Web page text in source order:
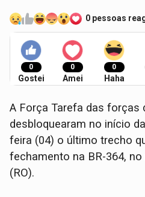
0 pessoas
0
Gostei
0
Amei
0
Haha
A Força Tarefa das forças
desbloquearam no início
feira (04) o último trecho
fechamento na BR-364,
(RO).